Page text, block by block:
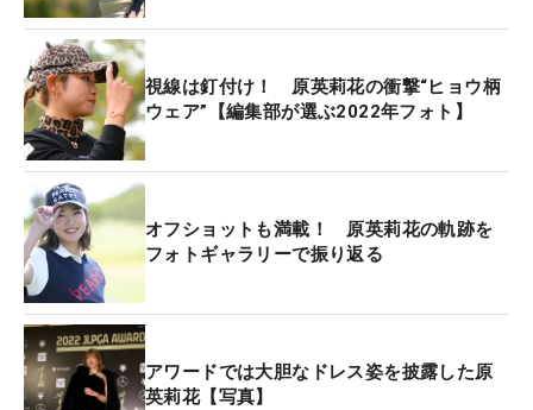
視線は釘付け！ 原英莉花の衝撃“ヒョウ柄
ウェア”【編集部が選ぶ2022年フォト】
オフショットも満載！ 原英莉花の軌跡を
フォトギャラリーで振り返る
アワードでは大胆なドレス姿を披露した原
英莉花【写真】